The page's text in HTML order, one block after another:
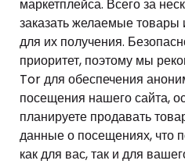
маркетплейса. Всего за
заказать желаемые
для их получения.
приоритет, поэтому мы
Tor для обеспечения
посещения нашего сайта,
планируете продавать
данные о посещениях, что
как для вас, так и для